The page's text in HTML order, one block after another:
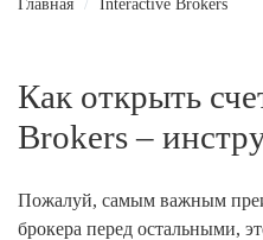
Главная / Interactive Brokers
Как открыть
Brokers –
Пожалуй, самым важным
брокера перед остальными,